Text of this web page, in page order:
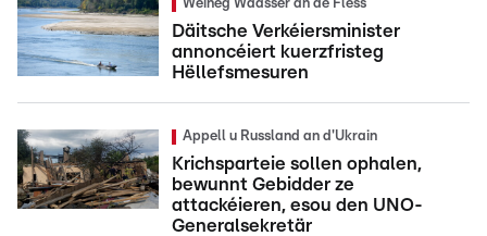
Wéineg Waasser an de Flëss
Däitsche Verkéiersminister
annoncéiert kuerzfristeg
Hëllefsmesuren
Appell u Russland an d'Ukrain
Krichsparteie sollen ophalen,
bewunnt Gebidder ze
attackéieren, esou den UNO-
Generalsekretär